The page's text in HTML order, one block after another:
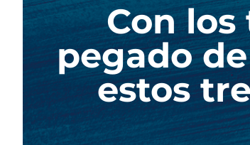
Con
pegado
estos